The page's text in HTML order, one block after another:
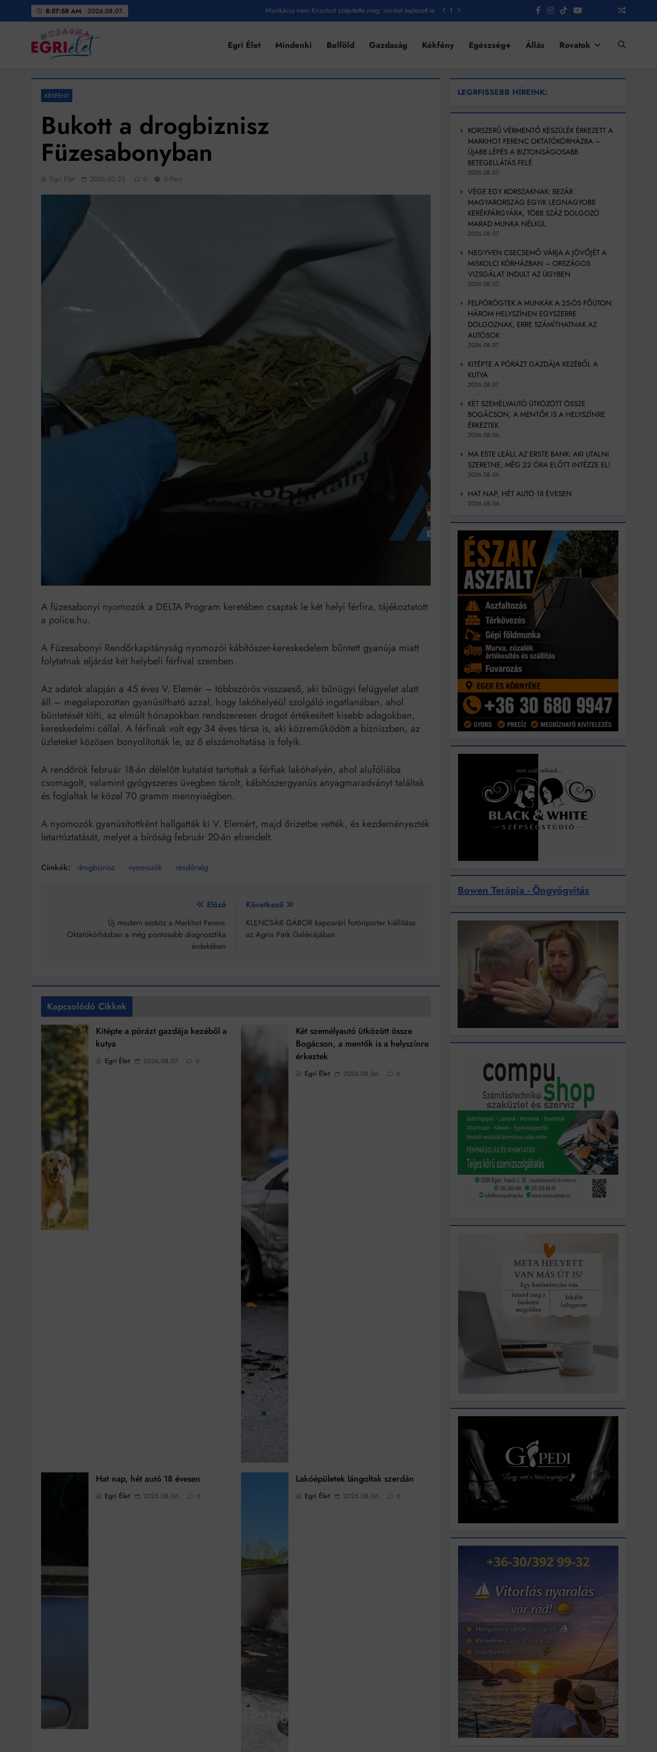
8:58:00 AM 2026.08.07.
Munkácsy nem Krisztust szépítette meg: minket leplezett le
Amikor a Tetris boldogabbá tesz, mint a szerelem
Mindenki a világot akarja uralni – de nem csak a 80-as években
Munkácsy nem Krisztust szépítette meg: minket leplezett le
Karinthy Frigyes: a zseni, aki belenézett a saját koponyájába
Ki akarsz törni. De miből?
Az öregség nem csak ránc?
Az ördög még mindig Pradát visel. De te miért öltözöl hozzá?
Móricz Zsigmond: falusi író vagy boncmester?
Mindenki a világot akarja uralni – de nem csak a 80-as években
Bitumenes lapostetők: a bevált technológia akkor működik, ha jól van felújítva
Egri Élet
Egri Élet Mindenki Belföld Gazdaság Kékfény Egészség+ Állás Rovatok
KÉKFÉNY
Bukott a drogbiznisz
Füzesabonyban
Egri Élet 2026.02.25. 0 2 Perc
A füzesabonyi nyomozók a DELTA Program keretében csaptak le két helyi férfira, tájékoztatott
a police.hu.
A Füzesabonyi Rendőrkapitányság nyomozói kábítószer-kereskedelem bűntett gyanúja miatt
folytatnak eljárást két helybeli férfival szemben.
Az adatok alapján a 45 éves V. Elemér – többszörös visszaeső, aki bűnügyi felügyelet alatt
áll – megalapozottan gyanúsítható azzal, hogy lakóhelyéül szolgáló ingatlanában, ahol
büntetését tölti, az elmúlt hónapokban rendszeresen drogot értékesített kisebb adagokban,
kereskedelmi céllal. A férfinak volt egy 34 éves társa is, aki közreműködött a bizniszben, az
üzleteket közösen bonyolították le, az ő elszámoltatása is folyik.
A rendőrök február 18-án délelőtt kutatást tartottak a férfiak lakóhelyén, ahol alufóliába
csomagolt, valamint gyógyszeres üvegben tárolt, kábítószergyanús anyagmaradványt találtak
és foglaltak le közel 70 gramm mennyiségben.
A nyomozók gyanúsítottként hallgatták ki V. Elemért, majd őrizetbe vették, és kezdeményezték
letartóztatását, melyet a bíróság február 20-án elrendelt.
drogbiznisz nyomozók rendőrség
Előző
Új modern eszköz a Markhot Ferenc
Oktatókórházban a még pontosabb diagnosztika
érdekében
Következő
KLENCSÁR GÁBOR kaposvári fotóriporter kiállítása
az Agria Park Galériájában
Kapcsolódó Cikkek
Kitépte a pórázt gazdája kezéből a
kutya
Egri Élet 2026.08.07. 0
Két személyautó ütközött össze
Bogácson, a mentők is a helyszínre
érkeztek
Egri Élet 2026.08.06. 0
Hat nap, hét autó 18 évesen
Egri Élet 2026.08.06. 0
Lakóépületek lángoltak szerdán
Egri Élet 2026.08.06. 0
LEGRFISSEBB HÍREINK:
KORSZERŰ VÉRMENTŐ KÉSZÜLÉK ÉRKEZETT A
MARKHOT FERENC OKTATÓKÓRHÁZBA –
ÚJABB LÉPÉS A BIZTONSÁGOSABB
BETEGELLÁTÁS FELÉ
2026.08.07.
VÉGE EGY KORSZAKNAK: BEZÁR
MAGYARORSZÁG EGYIK LEGNAGYOBB
KERÉKPÁRGYÁRA, TÖBB SZÁZ DOLGOZÓ
MARAD MUNKA NÉLKÜL
2026.08.07.
NEGYVEN CSECSEMŐ VÁRJA A JÖVŐJÉT A
MISKOLCI KÓRHÁZBAN – ORSZÁGOS
VIZSGÁLAT INDULT AZ ÜGYBEN
2026.08.07.
FELPÖRÖGTEK A MUNKÁK A 25-ÖS FŐÚTON:
HÁROM HELYSZÍNEN EGYSZERRE
DOLGOZNAK, ERRE SZÁMÍTHATNAK AZ
AUTÓSOK
2026.08.07.
KITÉPTE A PÓRÁZT GAZDÁJA KEZÉBŐL A
KUTYA
2026.08.07.
KÉT SZEMÉLYAUTÓ ÜTKÖZÖTT ÖSSZE
BOGÁCSON, A MENTŐK IS A HELYSZÍNRE
ÉRKEZTEK
2026.08.06.
MA ESTE LEÁLL AZ ERSTE BANK: AKI UTALNI
SZERETNE, MÉG 22 ÓRA ELŐTT INTÉZZE EL!
2026.08.06.
HAT NAP, HÉT AUTÓ 18 ÉVESEN
2026.08.06.
Bowen Terápia - Öngyógyítás